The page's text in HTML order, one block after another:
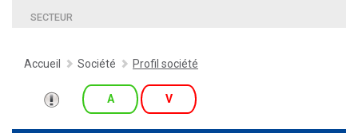
SECTEUR
Accueil Société Profil société
A V